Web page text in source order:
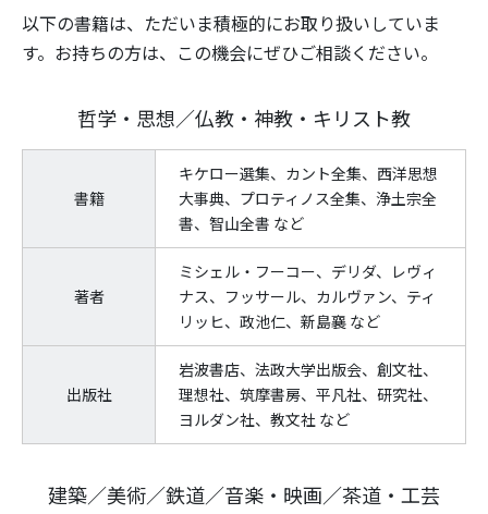
以下の書籍は、ただいま積極的にお取り扱いしていま
す。お持ちの方は、この機会にぜひご相談ください。
哲学・思想／仏教・神教・キリスト教
書籍
キケロー選集、カント全集、西洋思想
大事典、プロティノス全集、浄土宗全
書、智山全書 など
著者
ミシェル・フーコー、デリダ、レヴィ
ナス、フッサール、カルヴァン、ティ
リッヒ、政池仁、新島襄 など
出版社
岩波書店、法政大学出版会、創文社、
理想社、筑摩書房、平凡社、研究社、
ヨルダン社、教文社 など
建築／美術／鉄道／音楽・映画／茶道・工芸